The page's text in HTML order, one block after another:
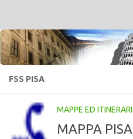
FSS PISA
MAPPE ED ITINERARI
MAPPA PISA